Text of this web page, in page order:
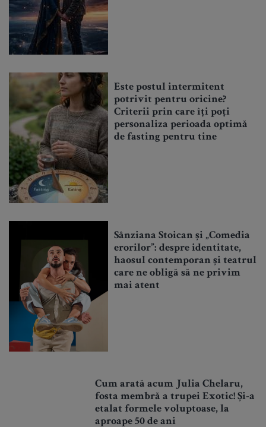
Este postul intermitent
potrivit pentru oricine?
Criterii prin care îți poți
personaliza perioada optimă
de fasting pentru tine
Sânziana Stoican și „Comedia
erorilor”: despre identitate,
haosul contemporan și teatrul
care ne obligă să ne privim
mai atent
Cum arată acum Julia Chelaru,
fosta membră a trupei Exotic! Și-a
etalat formele voluptoase, la
aproape 50 de ani